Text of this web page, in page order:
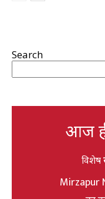
Search
आज
विशेष
Mirzapur